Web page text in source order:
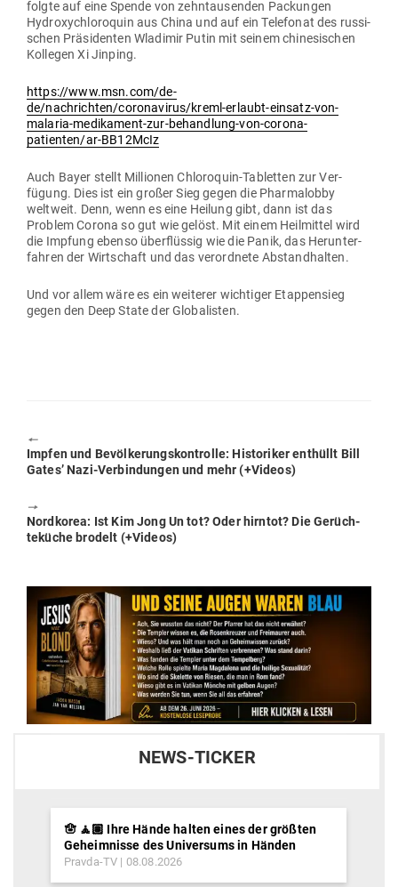
folgte auf eine Spende von zehn­tau­senden Packungen
Hydro­xychlo­roquin aus China und auf ein Tele­fonat des rus­si­
schen Prä­si­denten Wla­dimir Putin mit seinem chi­ne­si­schen
Kol­legen Xi Jinping.
https://www.msn.com/de-
de/nachrichten/coronavirus/kreml-erlaubt-einsatz-von-
malaria-medikament-zur-behandlung-von-corona-
patienten/ar-BB12McIz
Auch Bayer stellt Mil­lionen Chlo­roquin-Tabletten zur Ver­
fügung. Dies ist ein großer Sieg gegen die Phar­ma­lobby
weltweit. Denn, wenn es eine Heilung gibt, dann ist das
Problem Corona so gut wie gelöst. Mit einem Heil­mittel wird
die Impfung ebenso über­flüssig wie die Panik, das Her­un­ter­
fahren der Wirt­schaft und das ver­ordnete Abstandhalten.
Und vor allem wäre es ein wei­terer wich­tiger Etap­pensieg
gegen den Deep State der Globalisten.
🠔
Previous
post:
Impfen und Bevöl­ke­rungs­kon­trolle: His­to­riker ent­hüllt Bill
Gates’ Nazi-Ver­bin­dungen und mehr (+Videos)
🠖
Next
post:
Nord­korea: Ist Kim Jong Un tot? Oder hirntot? Die Gerüch­
te­küche brodelt (+Videos)
NEWS-TICKER
🪬 🧘🏽 Ihre Hände halten eines der größten
Geheimnisse des Universums in Händen
Pravda-TV 08.08.2026